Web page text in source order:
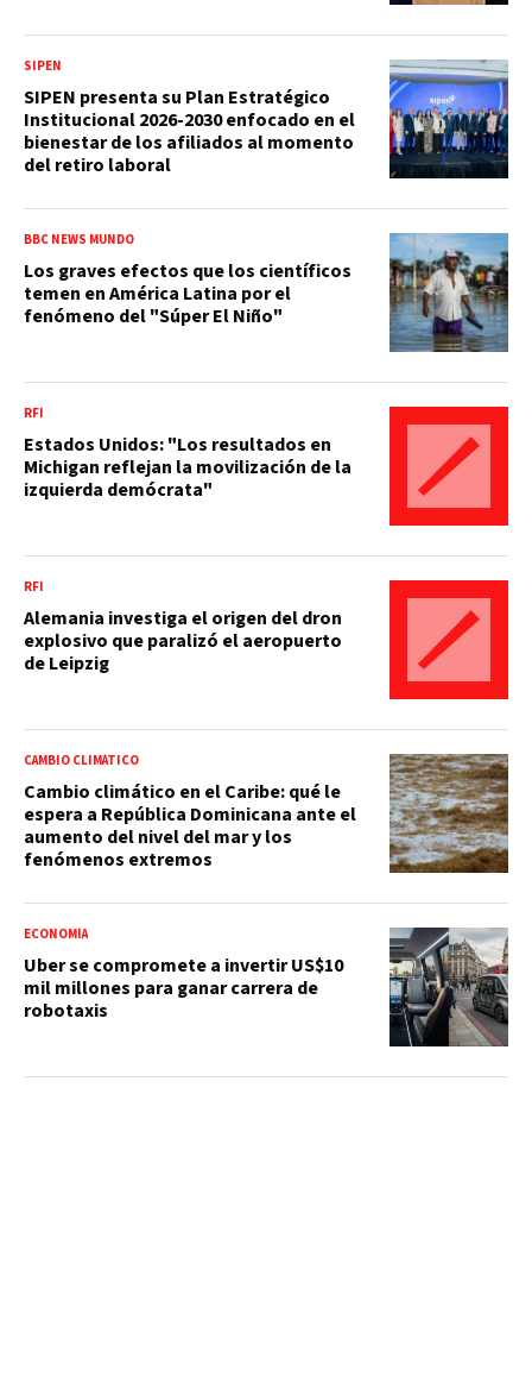
SIPEN
SIPEN presenta su Plan Estratégico
Institucional 2026-2030 enfocado en el
bienestar de los afiliados al momento
del retiro laboral
BBC NEWS MUNDO
Los graves efectos que los científicos
temen en América Latina por el
fenómeno del "Súper El Niño"
RFI
Estados Unidos: "Los resultados en
Michigan reflejan la movilización de la
izquierda demócrata"
RFI
Alemania investiga el origen del dron
explosivo que paralizó el aeropuerto
de Leipzig
CAMBIO CLIMÁTICO
Cambio climático en el Caribe: qué le
espera a República Dominicana ante el
aumento del nivel del mar y los
fenómenos extremos
ECONOMÍA
Uber se compromete a invertir US$10
mil millones para ganar carrera de
robotaxis